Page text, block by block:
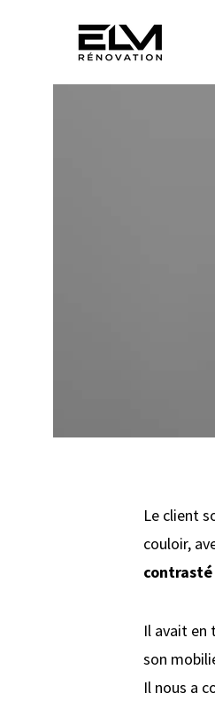
Le client
couloir,
Il avait en
son
Il nous a